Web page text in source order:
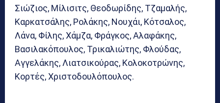
Σιώζιος, Μίλισιτς, Θεοδωρίδης, Τζαμαλής,
Καρκατσάλης, Ρολάκης, Νουχάι, Κότσαλος,
Λάνα, Φίλης, Χάμζα, Φράγκος, Αλαφάκης,
Βασιλακόπουλος, Τρικαλιώτης, Φλούδας,
Αγγελάκης, Λιατσικούρας, Κολοκοτρώνης,
Κορτές, Χριστοδουλόπουλος.